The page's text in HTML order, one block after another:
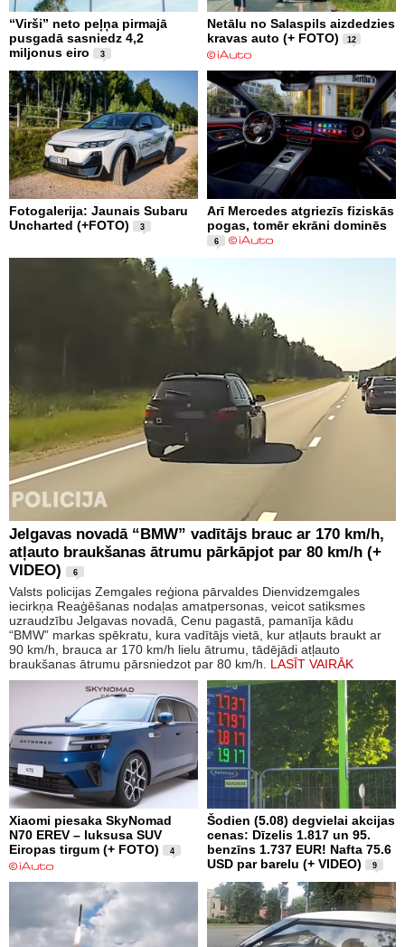
“Virši” neto peļņa pirmajā
pusgadā sasniedz 4,2
miljonus eiro
3
Netālu no Salaspils aizdedzies
kravas auto (+ FOTO)
12
Fotogalerija: Jaunais Subaru
Uncharted (+FOTO)
3
Arī Mercedes atgriezīs fiziskās
pogas, tomēr ekrāni dominēs
6
Jelgavas novadā “BMW” vadītājs brauc ar 170 km/h,
atļauto braukšanas ātrumu pārkāpjot par 80 km/h (+
VIDEO)
6
Valsts policijas Zemgales reģiona pārvaldes Dienvidzemgales
iecirkņa Reaģēšanas nodaļas amatpersonas, veicot satiksmes
uzraudzību Jelgavas novadā, Cenu pagastā, pamanīja kādu
“BMW” markas spēkratu, kura vadītājs vietā, kur atļauts braukt ar
90 km/h, brauca ar 170 km/h lielu ātrumu, tādējādi atļauto
braukšanas ātrumu pārsniedzot par 80 km/h. LASĪT VAIRĀK
Xiaomi piesaka SkyNomad
N70 EREV – luksusa SUV
Eiropas tirgum (+ FOTO)
4
Šodien (5.08) degvielai akcijas
cenas: Dīzelis 1.817 un 95.
benzīns 1.737 EUR! Nafta 75.6
USD par barelu (+ VIDEO)
9